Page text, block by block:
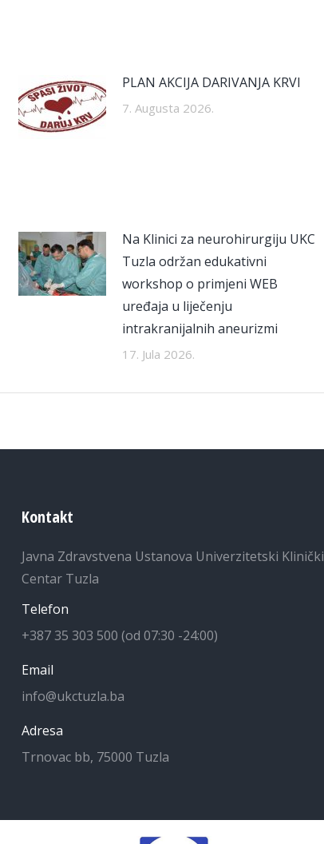
PLAN AKCIJA DARIVANJA KRVI
7. Augusta 2026.
Na Klinici za neurohirurgiju UKC
Tuzla održan edukativni
workshop o primjeni WEB
uređaja u liječenju
intrakranijalnih aneurizmi
17. Jula 2026.
Kontakt
Javna Zdravstvena Ustanova Univerzitetski Klinički
Centar Tuzla
Telefon
+387 35 303 500 (od 07:30 -24:00)
Email
info@ukctuzla.ba
Adresa
Trnovac bb, 75000 Tuzla